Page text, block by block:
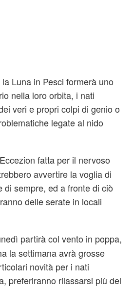
Luna in Pesci formerà uno
nella loro orbita, i nati
veri e propri colpi di genio o
legate al nido
fatta per il nervoso
avvertire la voglia di
sempre, ed a fronte di ciò
delle serate in locali
partirà col vento in poppa,
la settimana avrà grosse
novità per i nati
preferiranno rilassarsi più del